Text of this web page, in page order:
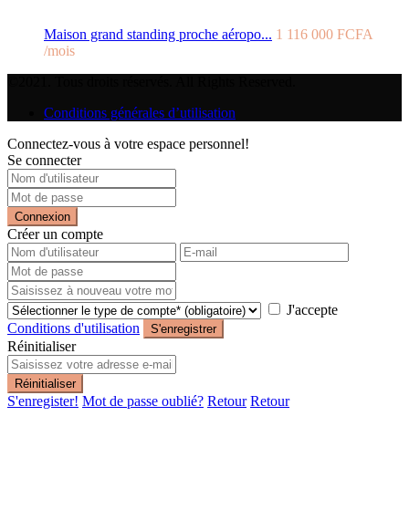
Maison grand standing proche aéropo... 1 116 000 FCFA
/mois
Conditions générales d’utilisation
Connectez-vous à votre espace personnel!
Se connecter
Connexion
Créer un compte
J'accepte
Conditions d'utilisation
S'enregistrer
Réinitialiser
Réinitialiser
S'enregister! Mot de passe oublié? Retour Retour